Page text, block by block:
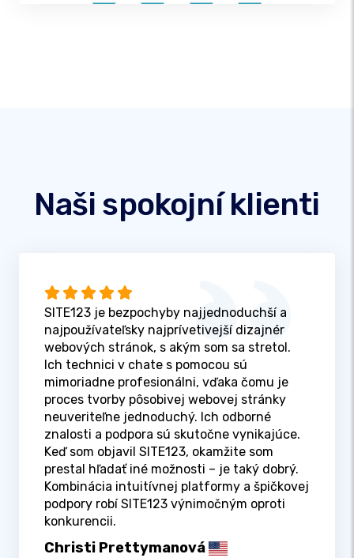
Naši spokojní klienti
SITE123 je bezpochyby najjednoduchší a
najpoužívateľsky najprívetivejší dizajnér
webových stránok, s akým som sa stretol.
Ich technici v chate s pomocou sú
mimoriadne profesionálni, vďaka čomu je
proces tvorby pôsobivej webovej stránky
neuveriteľne jednoduchý. Ich odborné
znalosti a podpora sú skutočne vynikajúce.
Keď som objavil SITE123, okamžite som
prestal hľadať iné možnosti – je taký dobrý.
Kombinácia intuitívnej platformy a špičkovej
podpory robí SITE123 výnimočným oproti
konkurencii.
Christi Prettymanová